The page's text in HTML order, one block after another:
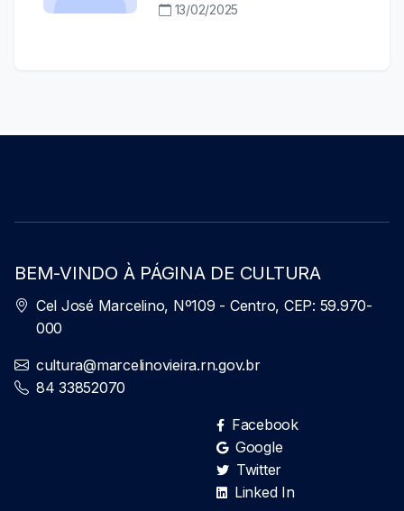
13/02/2025
BEM-VINDO À PÁGINA DE CULTURA
Cel José Marcelino, Nº109 - Centro, CEP: 59.970-
000
cultura@marcelinovieira.rn.gov.br
84 33852070
Facebook
Google
Twitter
Linked In